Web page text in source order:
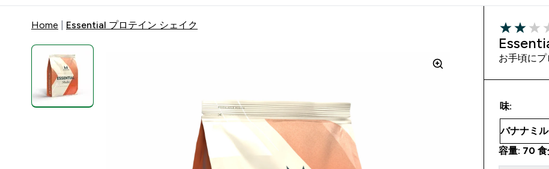
Home Essential プロテイン シェイク
2 out of 5
お手頃に
味:
容量: 70